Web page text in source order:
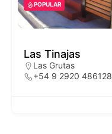
POPULAR
Las Tinajas
Las Grutas
+54 9 2920 486128